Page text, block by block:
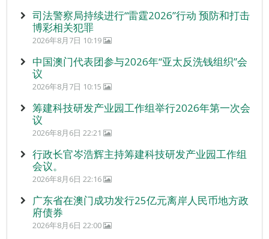
司法警察局持续进行“雷霆2026”行动 预防和打击
博彩相关犯罪
2026年8月7日 10:19
中国澳门代表团参与2026年“亚太反洗钱组织”会
议
2026年8月7日 10:15
筹建科技研发产业园工作组举行2026年第一次会
议
2026年8月6日 22:21
行政长官岑浩辉主持筹建科技研发产业园工作组
会议。
2026年8月6日 22:16
广东省在澳门成功发行25亿元离岸人民币地方政
府债券
2026年8月6日 22:00